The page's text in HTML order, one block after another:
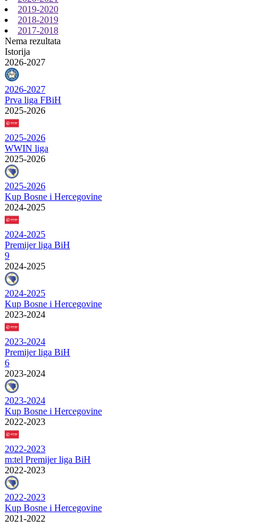
2019-2020
2018-2019
2017-2018
Nema rezultata
Istorija
2026-2027
2026-2027
Prva liga FBiH
2025-2026
2025-2026
WWIN liga
2025-2026
2025-2026
Kup Bosne i Hercegovine
2024-2025
2024-2025
Premijer liga BiH
9
2024-2025
2024-2025
Kup Bosne i Hercegovine
2023-2024
2023-2024
Premijer liga BiH
6
2023-2024
2023-2024
Kup Bosne i Hercegovine
2022-2023
2022-2023
m:tel Premijer liga BiH
2022-2023
2022-2023
Kup Bosne i Hercegovine
2021-2022